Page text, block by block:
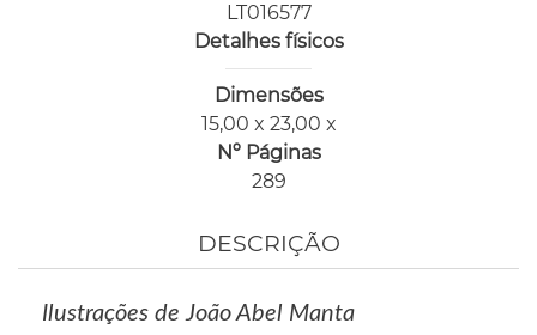
LT016577
Detalhes físicos
Dimensões
15,00 x 23,00 x
Nº Páginas
289
DESCRIÇÃO
Ilustrações de João Abel Manta